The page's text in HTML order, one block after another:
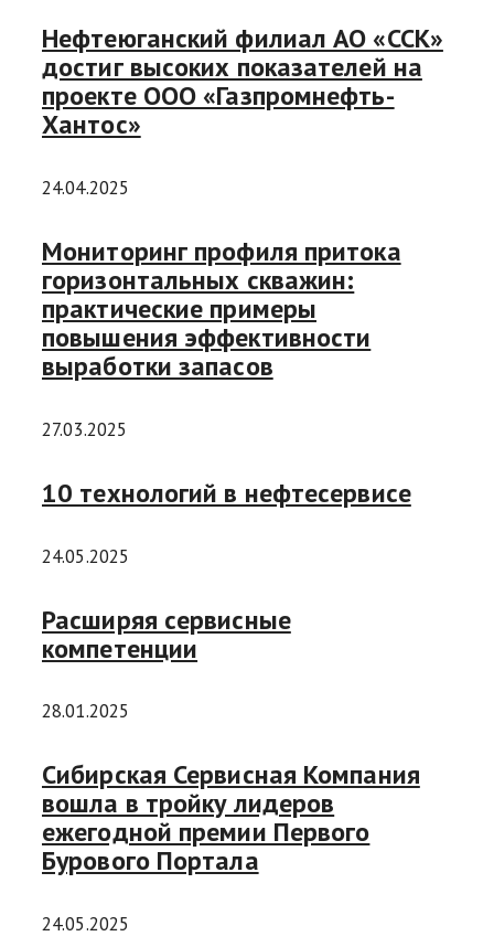
Нефтеюганский филиал АО «ССК»
достиг высоких показателей на
проекте ООО «Газпромнефть-
Хантос»
24.04.2025
Мониторинг профиля притока
горизонтальных скважин:
практические примеры
повышения эффективности
выработки запасов
27.03.2025
10 технологий в нефтесервисе
24.05.2025
Расширяя сервисные
компетенции
28.01.2025
Сибирская Сервисная Компания
вошла в тройку лидеров
ежегодной премии Первого
Бурового Портала
24.05.2025